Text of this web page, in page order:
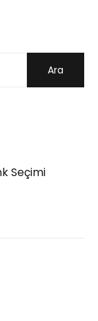
Ara
Seçimi